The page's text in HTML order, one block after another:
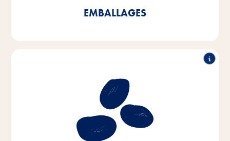
EMBALLAGES
10% des matières plastiques.
Achat durable de soja
Notre objectif est d'acheter du soja d'origine
européenne ou de sources certifiées. Nous voulons y
parvenir à 100% d'ici 2025 - aujourd'hui, nous en